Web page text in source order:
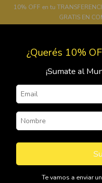
10% OFF en tu
GRATIS EN
¿Querés 10%
¡Sumate al
Te vamos a enviar